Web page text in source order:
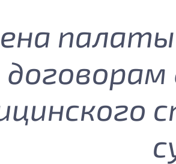
договорам